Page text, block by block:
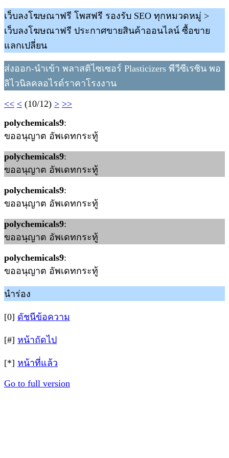
เว็บลงโฆษณาฟรี โพสฟรี รองรับ SEO ทุกหมวดหมู่ >
เว็บลงโฆษณาฟรี ประกาศขายสินค้าออนไลน์ ซื้อขาย
แลกเปลี่ยน
ส่งออก-นำเข้า พลาสติไซเซอร์ Plasticizers พีวีซีเรซิน พอ
ลิไวนิลคลอไรด์ราคาโรงงาน
<< < (10/12) > >>
polychemicals9:
ขออนุญาต อัพเดทกระทู้
polychemicals9:
ขออนุญาต อัพเดทกระทู้
polychemicals9:
ขออนุญาต อัพเดทกระทู้
polychemicals9:
ขออนุญาต อัพเดทกระทู้
polychemicals9:
ขออนุญาต อัพเดทกระทู้
นำร่อง
[0] ดัชนีข้อความ
[#] หน้าถัดไป
[*] หน้าที่แล้ว
Go to full version